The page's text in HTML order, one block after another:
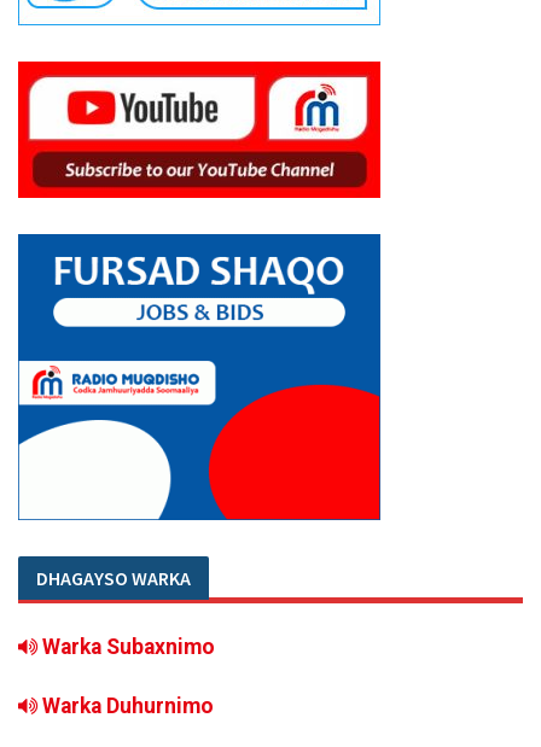
DHAGAYSO WARKA
Warka Subaxnimo
Warka Duhurnimo